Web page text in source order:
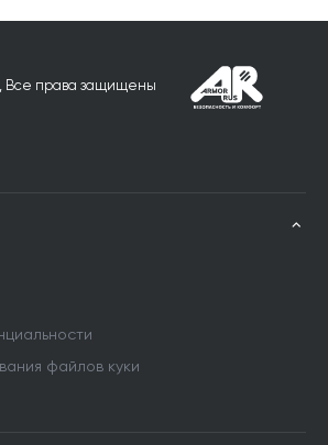
Все права защищены
файлов куки